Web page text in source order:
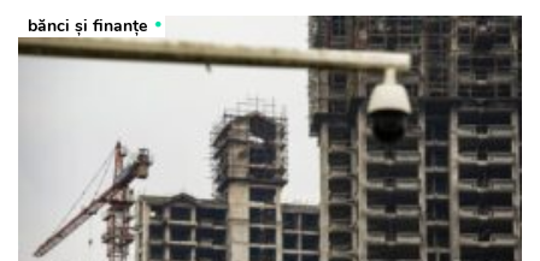
bănci şi finanţe